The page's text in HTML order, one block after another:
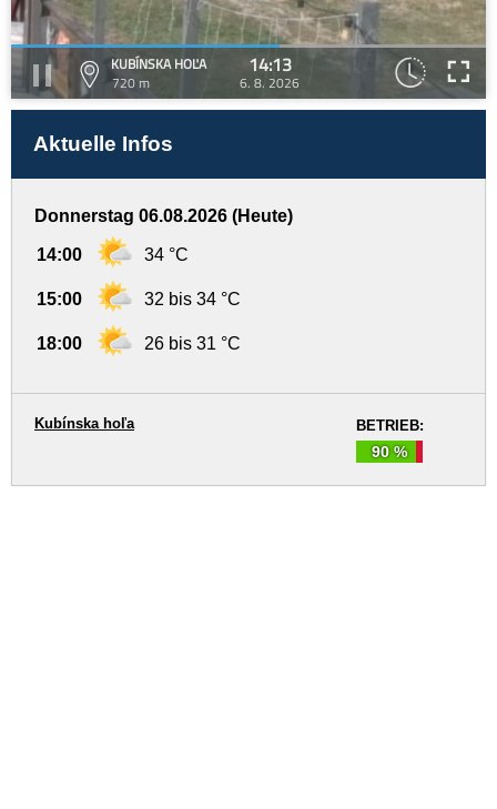
KUBÍNSKA HOĽA
720 m
14:13
6. 8. 2026
Aktuelle Infos
Donnerstag 06.08.2026 (Heute)
14:00 34 °C
15:00 32 bis 34 °C
18:00 26 bis 31 °C
BETRIEB:
90 %
Kubínska hoľa